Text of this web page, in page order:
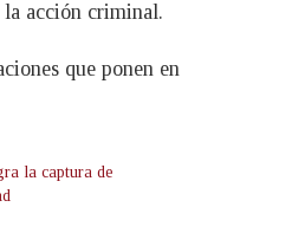
la acción criminal.
que ponen en
la captura de